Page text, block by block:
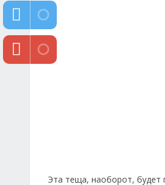
Эта теща, наоборот, будет